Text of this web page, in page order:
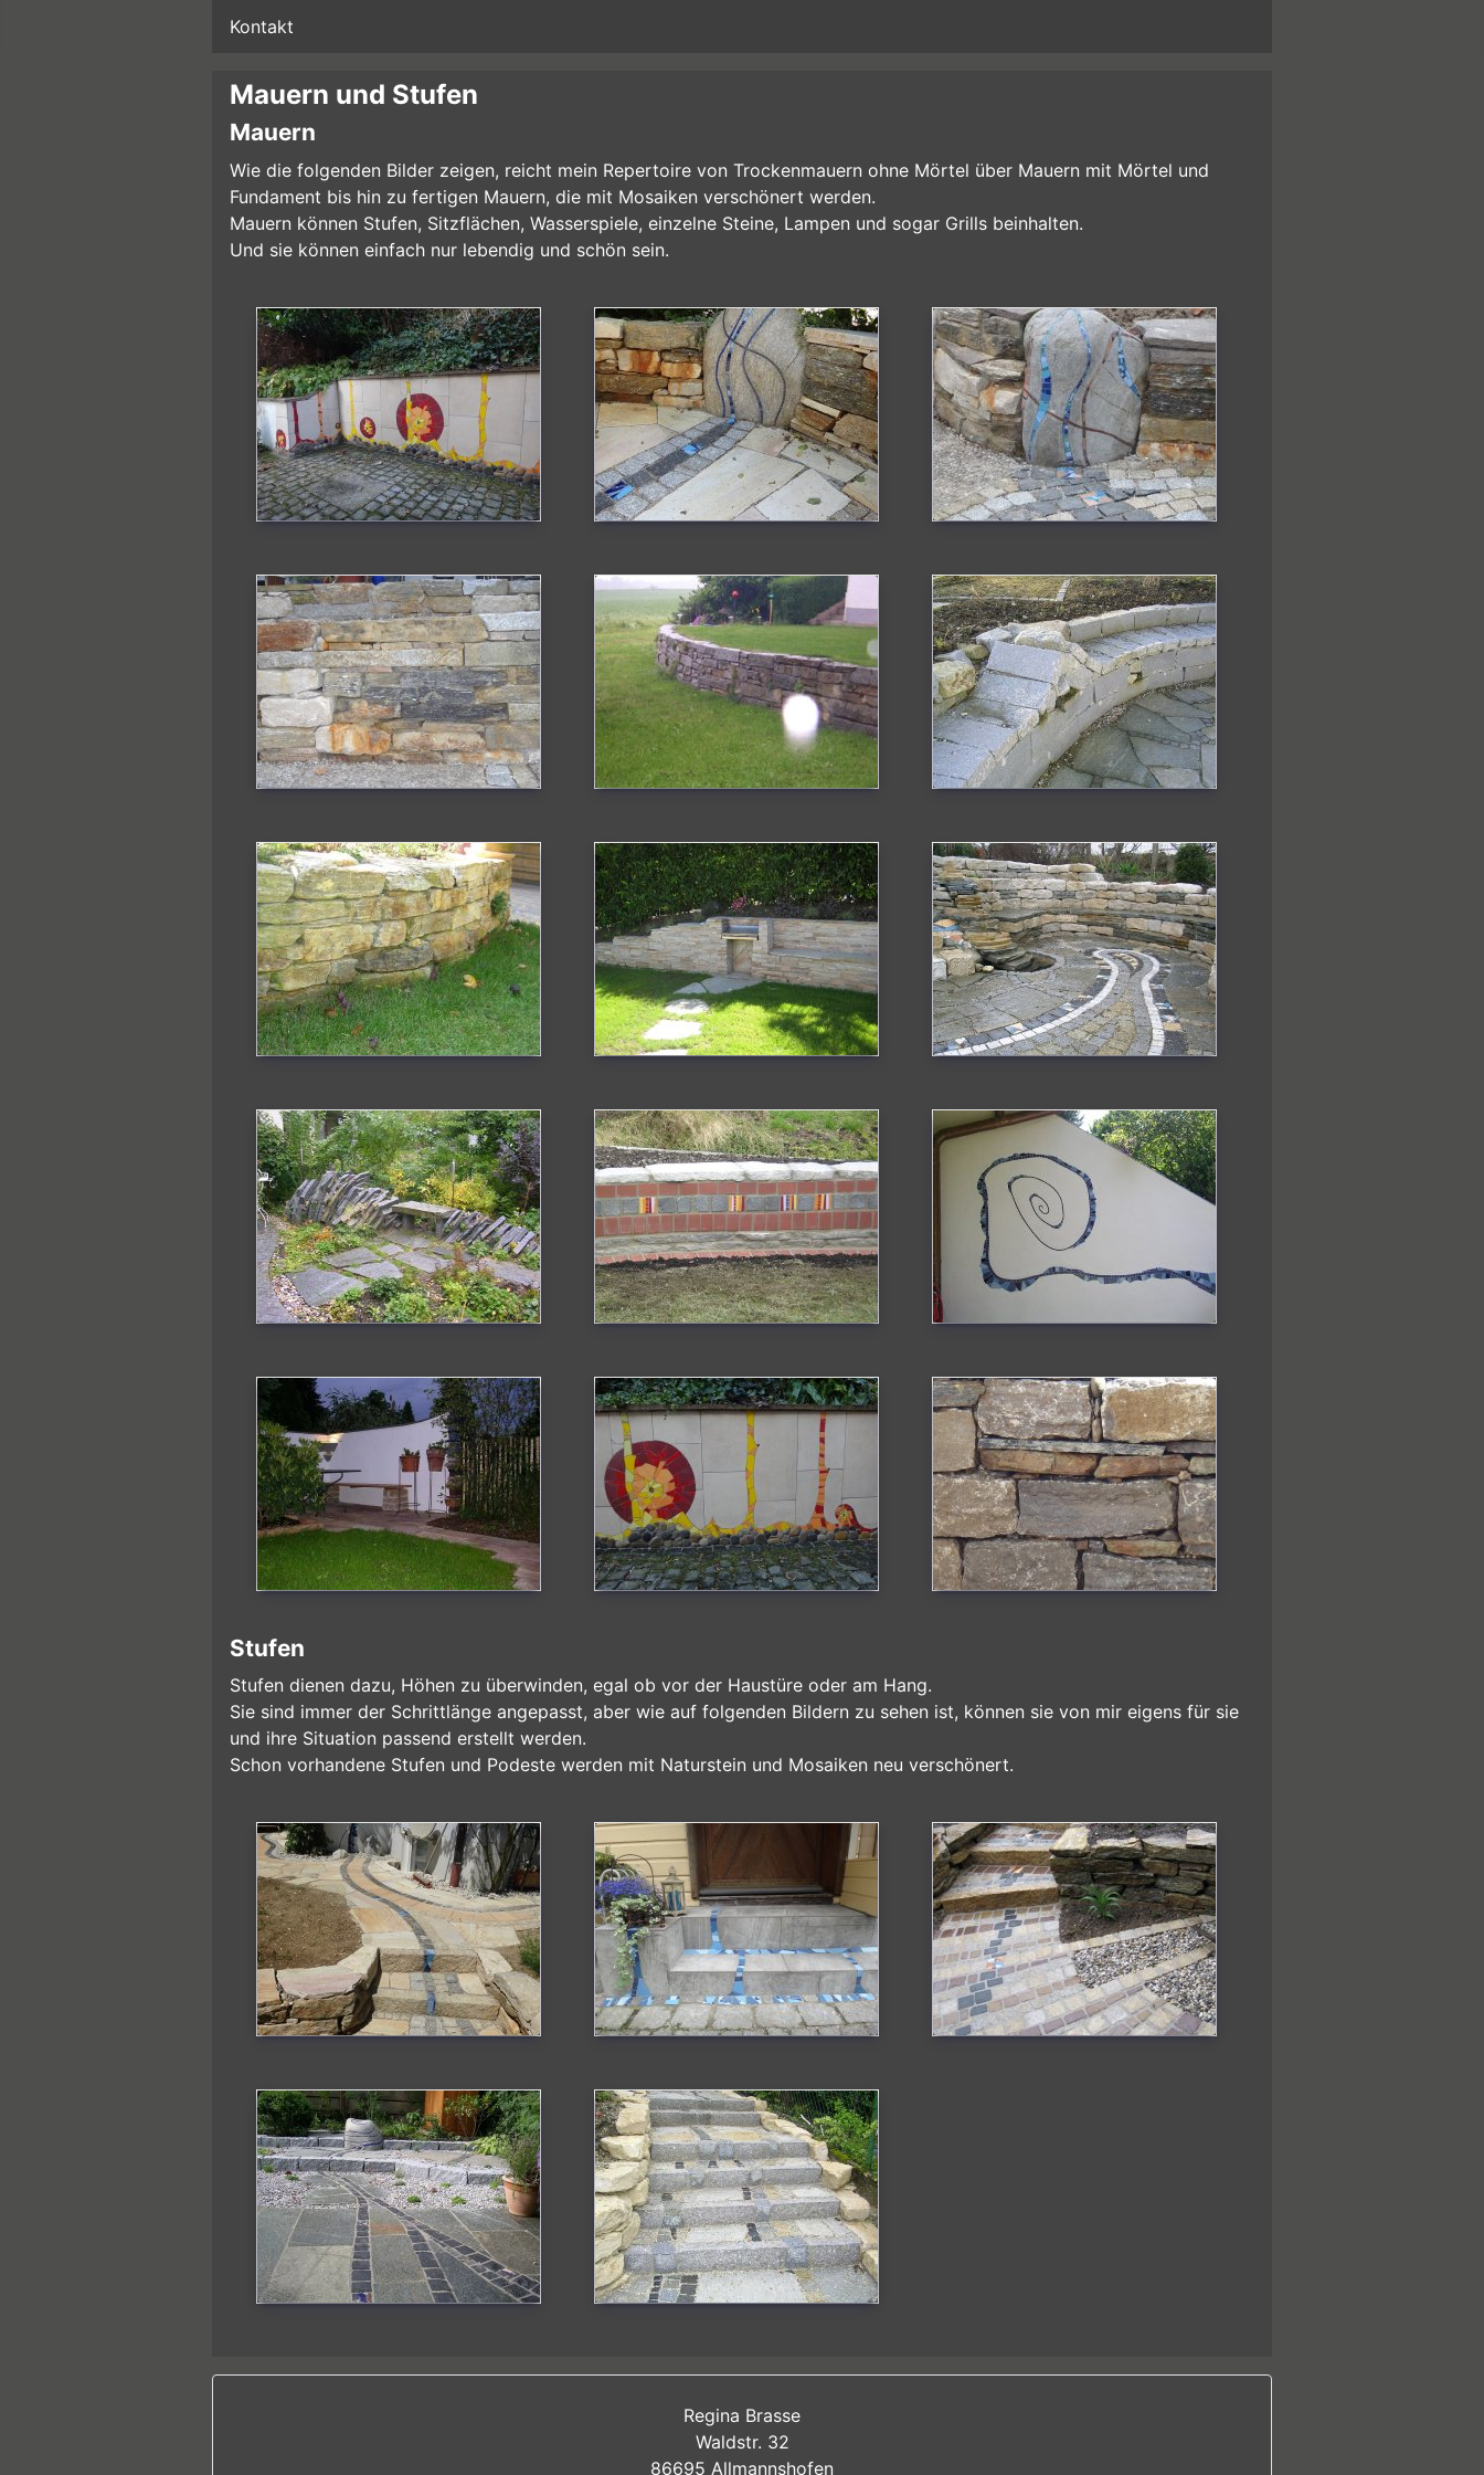
Kontakt
Mauern und Stufen
Mauern
Wie die folgenden Bilder zeigen, reicht mein Repertoire von Trockenmauern ohne Mörtel über Mauern mit Mörtel und
Fundament bis hin zu fertigen Mauern, die mit Mosaiken verschönert werden.
Mauern können Stufen, Sitzflächen, Wasserspiele, einzelne Steine, Lampen und sogar Grills beinhalten.
Und sie können einfach nur lebendig und schön sein.
Stufen
Stufen dienen dazu, Höhen zu überwinden, egal ob vor der Haustüre oder am Hang.
Sie sind immer der Schrittlänge angepasst, aber wie auf folgenden Bildern zu sehen ist, können sie von mir eigens für sie
und ihre Situation passend erstellt werden.
Schon vorhandene Stufen und Podeste werden mit Naturstein und Mosaiken neu verschönert.
Regina Brasse
Waldstr. 32
86695 Allmannshofen